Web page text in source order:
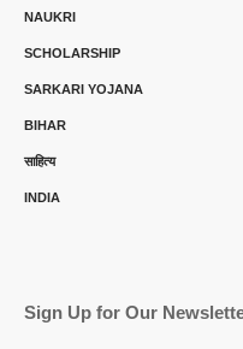
NAUKRI
SCHOLARSHIP
SARKARI YOJANA
BIHAR
साहित्य
INDIA
Sign Up for Our